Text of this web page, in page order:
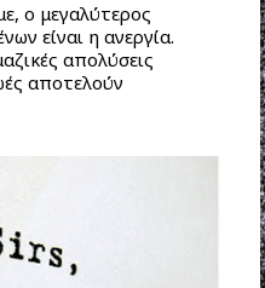
ο μεγαλύτερος
είναι η ανεργία.
απολύσεις
αποτελούν